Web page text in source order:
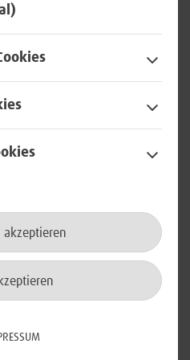
akzeptieren
w/d)
Schichtdienst